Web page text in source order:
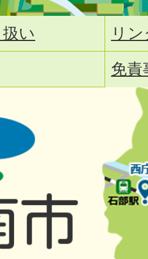
い
リ
免責